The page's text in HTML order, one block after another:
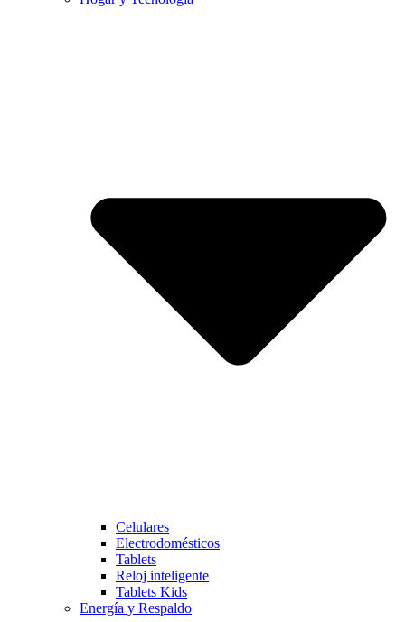
Celulares
Electrodomésticos
Tablets
Reloj inteligente
Tablets Kids
Energía y Respaldo